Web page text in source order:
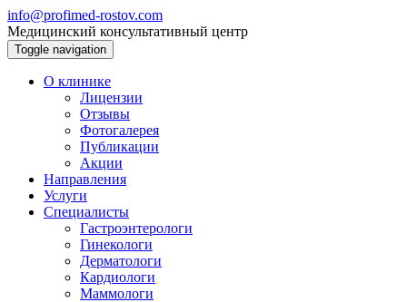
info@profimed-rostov.com
Медицинский консультативный центр
Toggle navigation
О клинике
Лицензии
Отзывы
Фотогалерея
Публикации
Акции
Направления
Услуги
Специалисты
Гастроэнтерологи
Гинекологи
Дерматологи
Кардиологи
Маммологи